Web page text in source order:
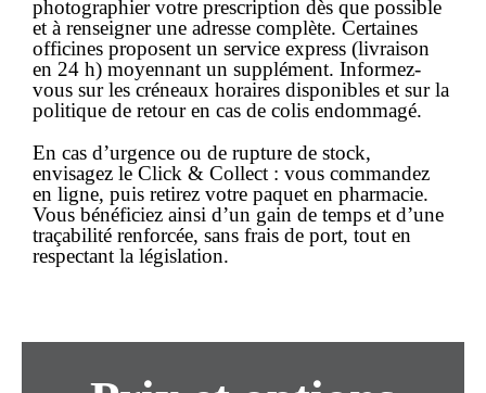
photographier votre prescription dès que possible
et à renseigner une adresse complète. Certaines
officines proposent un service express (livraison
en 24 h) moyennant un supplément. Informez-
vous sur les créneaux horaires disponibles et sur la
politique de retouren cas de colis endommagé.
En cas d’urgence ou de rupture de stock,
envisagez le Click & Collect : vous commandez
en ligne, puis retirez votre paquet en pharmacie.
Vous bénéficiez ainsi d’un gain de temps et d’une
traçabilité renforcée, sans frais de port, tout en
respectant la législation.